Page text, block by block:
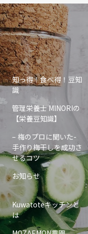
知っ得！食べ得！豆知
識
管理栄養士 MINORIの
【栄養豆知識】
– 梅のプロに聞いた-
手作り梅干しを成功さ
せるコツ
お知らせ
Kuwatoteキッチンと
は